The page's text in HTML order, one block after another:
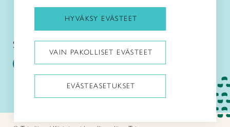
Seuraa meitä somessa:
HYVÄKSY EVÄSTEET
VAIN PAKOLLISET EVÄSTEET
EVÄSTEASETUKSET